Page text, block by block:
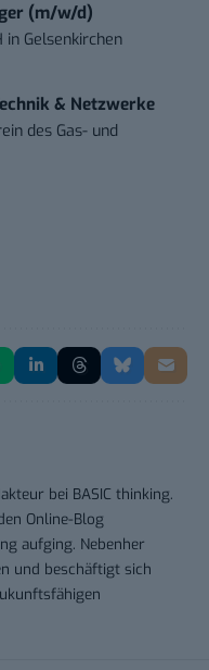
(m/w/d)
in Gelsenkirchen
& Netzwerke
des Gas- und
bei BASIC thinking.
Online-Blog
aufging. Nebenher
und beschäftigt sich